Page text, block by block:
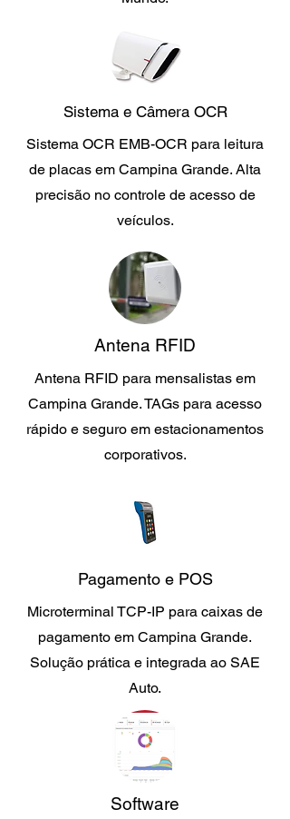
Sistema e Câmera OCR
Sistema OCR EMB-OCR para leitura
de placas em Campina Grande. Alta
precisão no controle de acesso de
veículos.
Antena RFID
Antena RFID para mensalistas em
Campina Grande. TAGs para acesso
rápido e seguro em estacionamentos
corporativos.
Pagamento e POS
Microterminal TCP-IP para caixas de
pagamento em Campina Grande.
Solução prática e integrada ao SAE
Auto.
Software